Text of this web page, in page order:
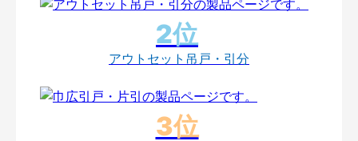
アウトセット吊戸・引分